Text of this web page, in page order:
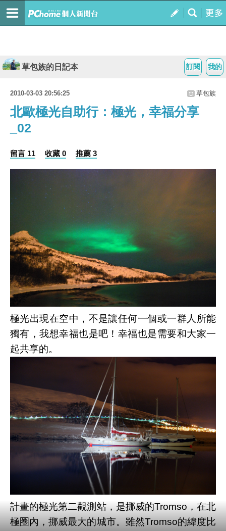
我的
訂閱
草包族的日記本
2010-03-03 20:56:25 草包族
北歐極光自助行：極光，幸福分享
_02
留言 11 收藏 0 推薦 3
極光出現在空中，不是讓任何一個或一群人所能
獨有，我想幸福也是吧！幸福也是需要和大家一
起共享的。
計畫的極光第二觀測站，是挪威的Tromso，在北
極圈內，挪威最大的城市。雖然Tromso的緯度比